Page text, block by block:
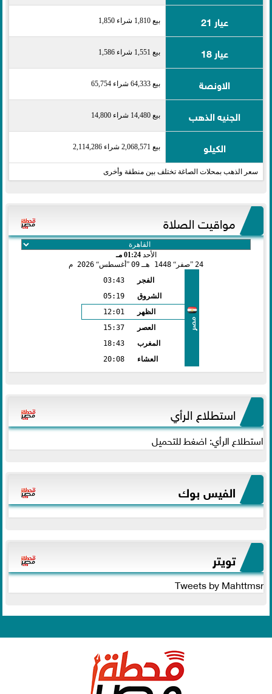
عيار 21 بيع 1,810 شراء 1,850
عيار 18 بيع 1,551 شراء 1,586
الاونصة بيع 64,333 شراء 65,754
الجنيه الذهب بيع 14,480 شراء 14,800
الكيلو بيع 2,068,571 شراء 2,114,286
سعر الذهب بمحلات الصاغة تختلف بين منطقة وأخرى
مواقيت الصلاة
الأحد01:24 مـ
24
صفر 1448 هـ 09 أغسطس 2026 م
مصر
الفجر
03:43
الشروق
05:19
الظهر
12:01
العصر
15:37
المغرب
18:43
العشاء
20:08
استطلاع الرأي
استطلاع الرأي: اضغط للتحميل
الفيس بوك
تويتر
Tweets by Mahttmsr